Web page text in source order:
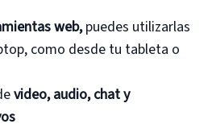
web,puedes utilizarlas
como desde tu tableta o
video, audio, chat y